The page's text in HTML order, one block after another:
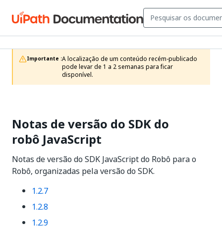
Importante :A localização de um conteúdo recém-publicado
pode levar de 1 a 2 semanas para ficar
disponível.
Notas de versão do SDK do
robô JavaScript
Notas de versão do SDK JavaScript do Robô para o
Robô, organizadas pela versão do SDK.
1.2.7
1.2.8
1.2.9